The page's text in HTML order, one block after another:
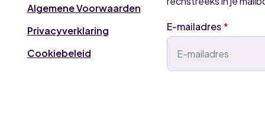
Algemene Voorwaarden
Privacyverklaring
Cookiebeleid
E-mailadres *